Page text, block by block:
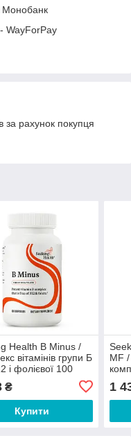
Монобанк
WayForPay
за рахунок покупця
Health B Minus /
вітамінів групи Б
і фолієвої 100
₴
Купити
MF
1